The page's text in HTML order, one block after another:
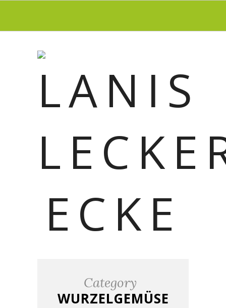
Category
WURZELGEMÜSE